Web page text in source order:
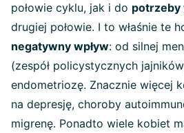
połowie cyklu, jak i do potrzeby
drugiej połowie. I to właśnie te
negatywny wpływ: od silnej
(zespół policystycznych
endometriozę. Znacznie więcej
na depresję, choroby
migrenę. Ponadto wiele kobiet